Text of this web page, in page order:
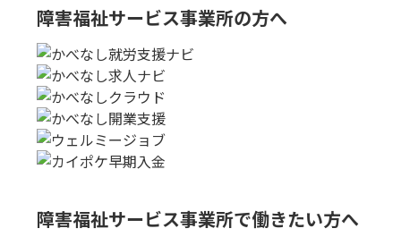
障害福祉サービス事業所の方へ
障害福祉サービス事業所で働きたい方へ